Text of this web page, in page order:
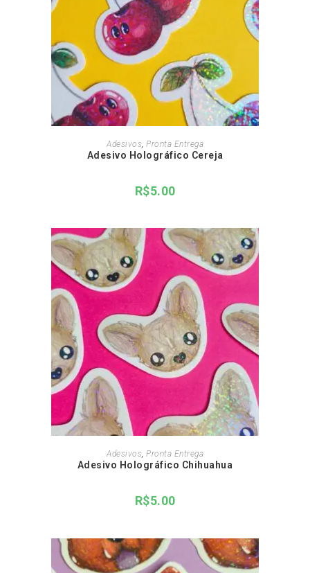
ADICIONAR AO CARRINHO
Adesivos Pronta Entrega
Adesivo Holográfico Cereja
R$5.00
ADICIONAR AO CARRINHO
Adesivos, Pronta Entrega
Adesivo Holográfico Chihuahua
R$5.00